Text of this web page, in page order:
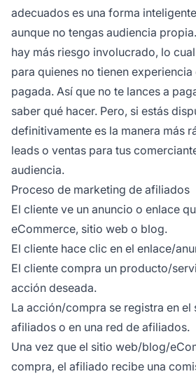
adecuados es una forma
aunque no tengas audiencia
hay más riesgo involucrado, lo
para quienes no tienen
pagada. Así que no te lances a
saber qué hacer. Pero, si estás
definitivamente es la manera más
leads o ventas para tus
audiencia.
Proceso de marketing de afiliados
El cliente ve un anuncio o enlace
eCommerce, sitio web o blog.
El cliente hace clic en el enlace/
El cliente compra un producto/
acción deseada.
La acción/compra se registra en el
afiliados o en una red de afiliados.
Una vez que el sitio web/blog/
compra, el afiliado recibe una